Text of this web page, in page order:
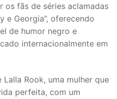
os fãs de séries aclamadas
e Georgia”, oferecendo
de humor negro e
internacionalmente em
Rook, uma mulher que
perfeita, com um